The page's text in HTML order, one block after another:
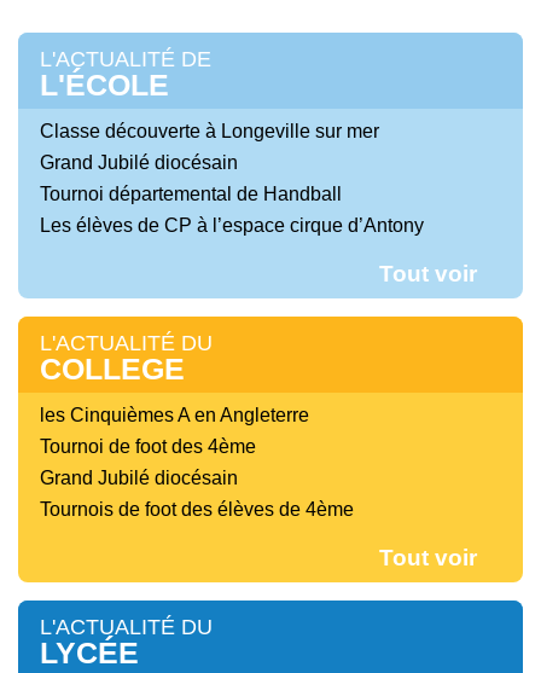
L'ACTUALITÉ DE
L'ÉCOLE
Classe découverte à Longeville sur mer
Grand Jubilé diocésain
Tournoi départemental de Handball
Les élèves de CP à l’espace cirque d’Antony
Tout voir
L'ACTUALITÉ DU
COLLEGE
les Cinquièmes A en Angleterre
Tournoi de foot des 4ème
Grand Jubilé diocésain
Tournois de foot des élèves de 4ème
Tout voir
L'ACTUALITÉ DU
LYCÉE